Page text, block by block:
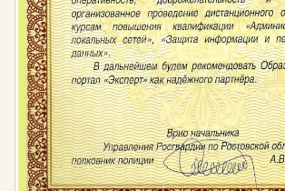
минимальные сроки, а также
подтверждающие прохождение
Удостоверения,
полученные в нашем учебном
нареканий и позволяют быстро и
все государственные проверки.